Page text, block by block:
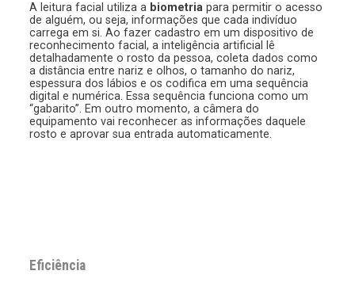
A leitura facial utiliza a biometria para permitir o acesso
de alguém, ou seja, informações que cada indivíduo
carrega em si. Ao fazer cadastro em um dispositivo de
reconhecimento facial, a inteligência artificial lê
detalhadamente o rosto da pessoa, coleta dados como
a distância entre nariz e olhos, o tamanho do nariz,
espessura dos lábios e os codifica em uma sequência
digital e numérica. Essa sequência funciona como um
“gabarito”. Em outro momento, a câmera do
equipamento vai reconhecer as informações daquele
rosto e aprovar sua entrada automaticamente.
Eficiência